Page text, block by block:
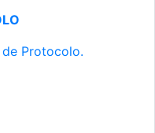
Protocolo.